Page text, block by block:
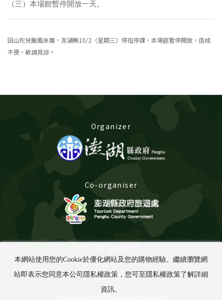
（三）本場館暫停開放一天。
因山陀兒颱風來襲，澎湖縣10/2（星期三）停班停課，本場館暫停開放，造成
不便，敬請見諒。
Organizer
Co-organiser
Consultation time:8:00-17:00
LINE@:@675yabuu
本網站使用您的Cookie於優化網站及您的購物經驗。繼續瀏覽網
站即表示您同意本公司隱私權政策，您可至隱私權政策了解詳細
資訊。